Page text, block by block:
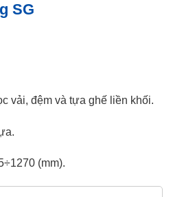
SG
vải, đệm và tựa ghế liền khối.
(mm).